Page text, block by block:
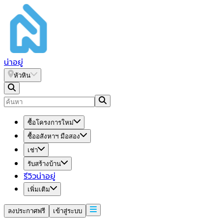
น่าอยู่
หัวหิน
ซื้อโครงการใหม่
ซื้ออสังหาฯ มือสอง
เช่า
รับสร้างบ้าน
รีวิวน่าอยู่
เพิ่มเติม
ลงประกาศฟรี เข้าสู่ระบบ